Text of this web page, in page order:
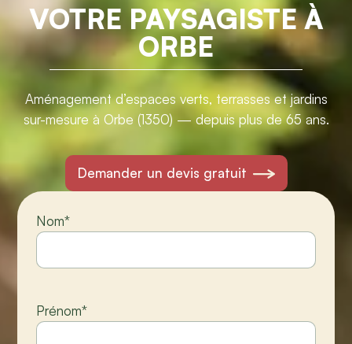
VOTRE PAYSAGISTE À
ORBE
Aménagement d’espaces verts, terrasses et jardins
sur-mesure à Orbe (1350) — depuis plus de 65 ans.
Demander un devis gratuit
Nom*
Prénom*